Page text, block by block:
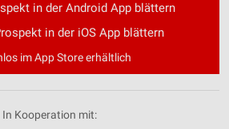
in der Android App blättern
in der iOS App blättern
im App Store erhältlich
In Kooperation mit: